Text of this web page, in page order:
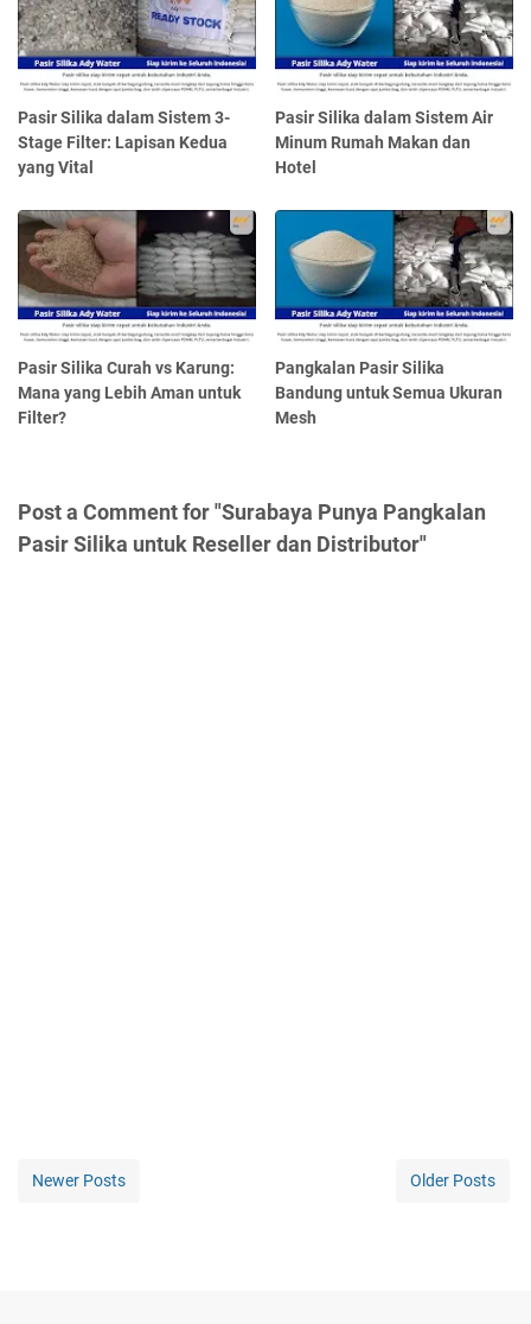
Pasir Silika dalam Sistem 3-
Stage Filter: Lapisan Kedua
yang Vital
Pasir Silika dalam Sistem Air
Minum Rumah Makan dan
Hotel
Pasir Silika Curah vs Karung:
Mana yang Lebih Aman untuk
Filter?
Pangkalan Pasir Silika
Bandung untuk Semua Ukuran
Mesh
Post a Comment for "Surabaya Punya Pangkalan
Pasir Silika untuk Reseller dan Distributor"
Newer Posts Older Posts